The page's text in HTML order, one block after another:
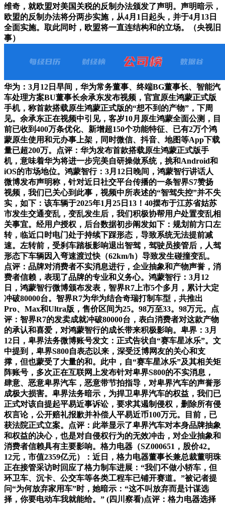
维奇，就欧盟对美国关税的反制办法颁发了声明。声明暗示，
欧盟的反制办法将分两步实施，从4月1日起头，并于4月13日
全面实施。取此同时，欧盟将一直连结构和的立场。（央视旧
事）
华为：3月12日早间，华为常务董事、终端BG董事长、智能汽
车处理方案BU董事长余承东发布视频，官宣原生鸿蒙正式版
手机，称首款搭载原生鸿蒙正式版的“想不到的产物”，下周
见。余承东正在视频中引见，客岁10月原生鸿蒙全面公测，目
前已收到400万条优化、新增超150个功能特征、已有2万个鸿
蒙原生使用和元办事上架，同时微信、抖音、地图等App下载
量已超200万。点评：华为发布首款搭载原生鸿蒙正式版手
机，意味着华为将进一步完美自研操做系统，挑和Android和
iOS的市场地位。鸿蒙智行：3月12日晚间，鸿蒙智行讲话人
微博发布声明称，针对近日社交平台传播的一条智界S7赞扬
视频，我们已关心到此事，视频中所表述的“智驾失控”并不失
实，如下：该车辆于2025年1月25日13！40摆布于江苏省姑苏
市发生交通变乱，变乱发生后，我们积极协帮用户处置变乱相
关事宜。经用户授权，后台数据初步阐发如下：规划前方口左
转，临近口时电门处于持续下踩形态，导致系统无法提前减
速。左转前，受刹车踏板影响退出智驾，驾驶员接管后，人驾
形态下车辆因入弯速渡过快（62km/h）导致发生碰撞变乱。
点评：品牌对消费者不实消息进行，企业抽象和产物声誉，消
费者信赖，表现了品牌的专业和义务心。鸿蒙智行：3月12
日，鸿蒙智行微博颁布发表，智界R7上市5个多月，累计大定
冲破80000台。智界R7为华为结合奇瑞打制车型，共推出
Pro、Max和Ultra版，售价区间为25。98万至33。98万元。点
评：智界R7的发卖成就冲破80000台，表白消费者对这款产物
的承认和喜爱，对鸿蒙智行的成长带来积极影响。卑界：3月
12日，卑界法务微博账号发文：正式告状自“赛车星冰乐”。文
中提到，卑界S800自表态以来，深受泛博网友的关心和支
撑，但也蒙受了大量的和。此中，自“赛车星冰乐”及其相关矩
阵账号，多次正在互联网上发布针对卑界S800的不实消息，
肆意、恶意卑界汽车，恶意带节拍指导，对卑界汽车的声誉形
成极大损害。卑界法务暗示，为捍卫卑界汽车的权益，我们已
正式对该自提起平易近事诉讼，要求其遏制侵权，删除所有侵
权言论，公开赔礼报歉并补偿人平易近币100万元。目前，已
获法院正式立案。点评：此举显示了卑界汽车对本身品牌抽象
和权益的决心，也是对自侵权行为的无效冲击，对企业抽象和
消费者信赖具有主要影响。格力电器（SZ000651，股价42。
12元，市值2359亿元）：近日，格力电器董事长兼总裁董明珠
正在接管采访时回应了格力制车进展：“我们不做小轿车，但
环卫车、沉卡、公交车等各类工程车已铺开赛道。”被记者提
问“为何放弃家用车”时，她暗示：“这不叫放弃而是计谋选
择，你要电动车我就能给。” (四川察看)点评：格力电器选择